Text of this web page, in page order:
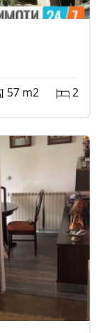
57 m2 2